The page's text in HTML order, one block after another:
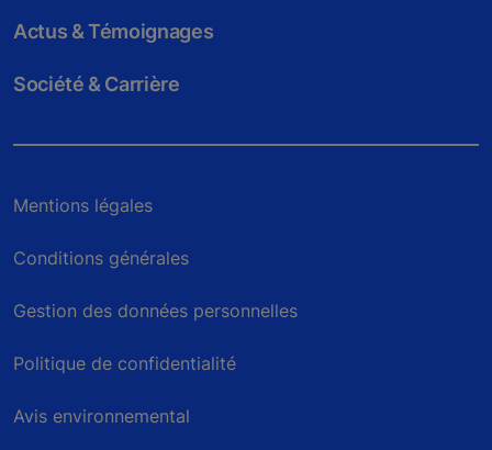
Actus & Témoignages
Société & Carrière
Mentions légales
Conditions générales
Gestion des données personnelles
Politique de confidentialité
Avis environnemental